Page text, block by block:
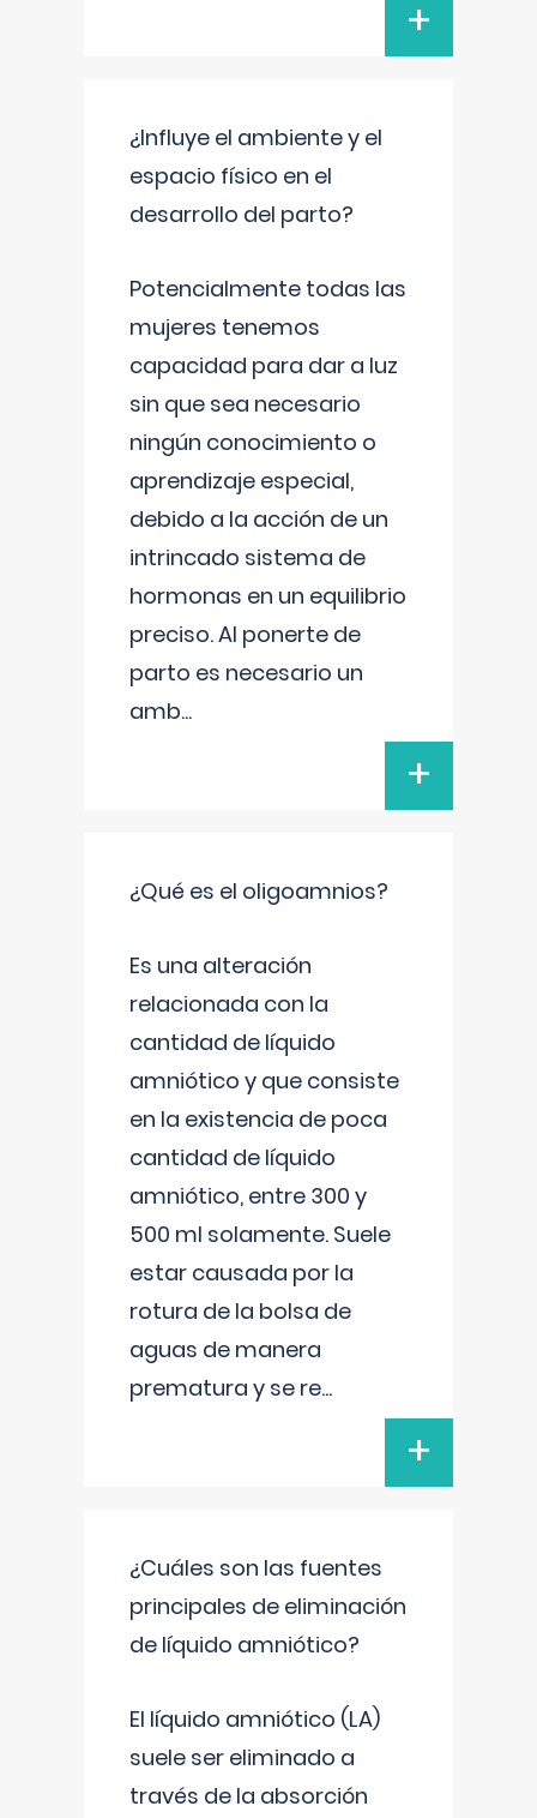
+
¿Influye el ambiente y el
espacio físico en el
desarrollo del parto?
Potencialmente todas las
mujeres tenemos
capacidad para dar a luz
sin que sea necesario
ningún conocimiento o
aprendizaje especial,
debido a la acción de un
intrincado sistema de
hormonas en un equilibrio
preciso. Al ponerte de
parto es necesario un
amb...
+
¿Qué es el oligoamnios?
Es una alteración
relacionada con la
cantidad de líquido
amniótico y que consiste
en la existencia de poca
cantidad de líquido
amniótico, entre 300 y
500 ml solamente. Suele
estar causada por la
rotura de la bolsa de
aguas de manera
prematura y se re...
+
¿Cuáles son las fuentes
principales de eliminación
de líquido amniótico?
El líquido amniótico (LA)
suele ser eliminado a
través de la absorción